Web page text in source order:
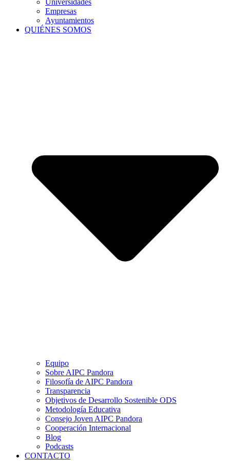
Universidades
Empresas
Ayuntamientos
QUIÉNES SOMOS
Equipo
Sobre AIPC Pandora
Filosofía de AIPC Pandora
Transparencia
Objetivos de Desarrollo Sostenible ODS
Metodología Educativa
Consejo Joven AIPC Pandora
Cooperación Internacional
Blog
Podcasts
CONTACTO